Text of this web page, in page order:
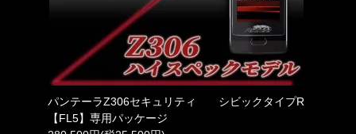
パンテーラZ306セキュリティ シビックタイプR
【FL5】専用パッケージ